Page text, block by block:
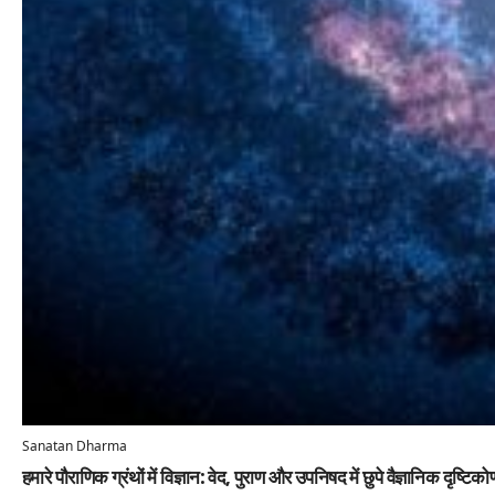
Sanatan Dharma
हमारे पौराणिक ग्रंथों में विज्ञान: वेद, पुराण और उपनिषद में छुपे वैज्ञानिक